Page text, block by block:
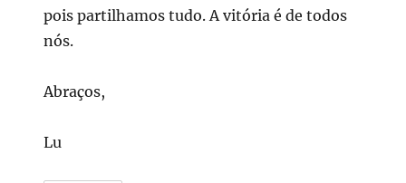
pois partilhamos tudo. A vitória é de todos
nós.
Abraços,
Lu